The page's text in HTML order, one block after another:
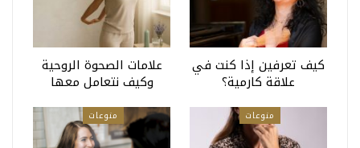
كيف تعرفين إذا كنت في
علاقة كارمية؟
علامات الصحوة الروحية
وكيف نتعامل معها
منوعات منوعات